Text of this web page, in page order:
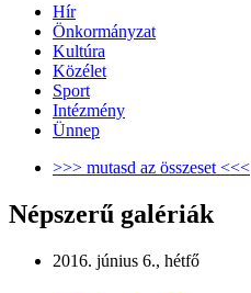
Hír
Önkormányzat
Kultúra
Közélet
Sport
Intézmény
Ünnep
>>> mutasd az összeset <<<
Népszerű galériák
2016. június 6., hétfő